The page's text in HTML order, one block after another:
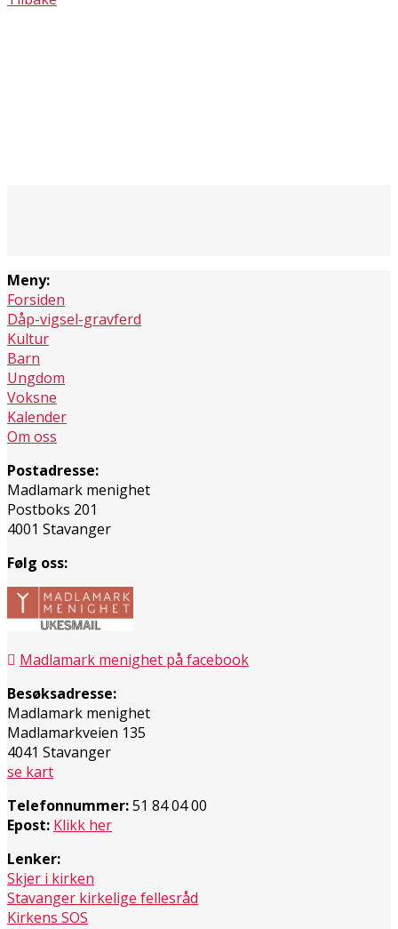
Meny:
Forsiden
Dåp-vigsel-gravferd
Kultur
Barn
Ungdom
Voksne
Kalender
Om oss
Postadresse:
Madlamark menighet
Postboks 201
4001 Stavanger
Følg oss:
Madlamark menighet på facebook
Besøksadresse:
Madlamark menighet
Madlamarkveien 135
4041 Stavanger
se kart
Telefonnummer:51 84 04 00
Epost: Klikk her
Lenker:
Skjer i kirken
Stavanger kirkelige fellesråd
Kirkens SOS